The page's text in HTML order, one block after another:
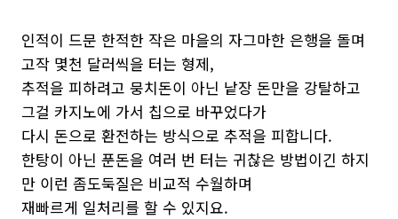
인적이 드문 한적한 작은 마을의 자그마한 은행을 돌며
고작 몇천 달러씩을 터는 형제,
추적을 피하려고 뭉치돈이 아닌 낱장 돈만을 강탈하고
그걸 카지노에 가서 칩으로 바꾸었다가
다시 돈으로 환전하는 방식으로 추적을 피합니다.
한탕이 아닌 푼돈을 여러 번 터는 귀찮은 방법이긴 하지
만 이런 좀도둑질은 비교적 수월하며
재빠르게 일처리를 할 수 있지요.